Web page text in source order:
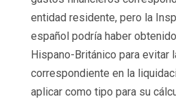
entidad residente, pero la
español podría haber
Hispano-Británico para evitar
correspondiente en la
aplicar como tipo para su